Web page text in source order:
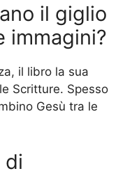
il giglio
immagini?
il libro la sua
Scritture. Spesso
Gesù tra le
di